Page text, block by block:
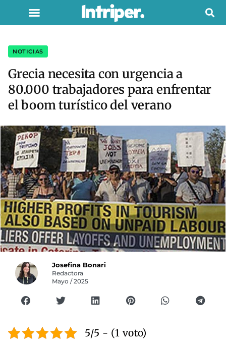
NOTICIAS
Grecia necesita con urgencia a
80.000 trabajadores para enfrentar
el boom turístico del verano
Josefina Bonari
Redactora
Mayo / 2025
5/5 - (1 voto)